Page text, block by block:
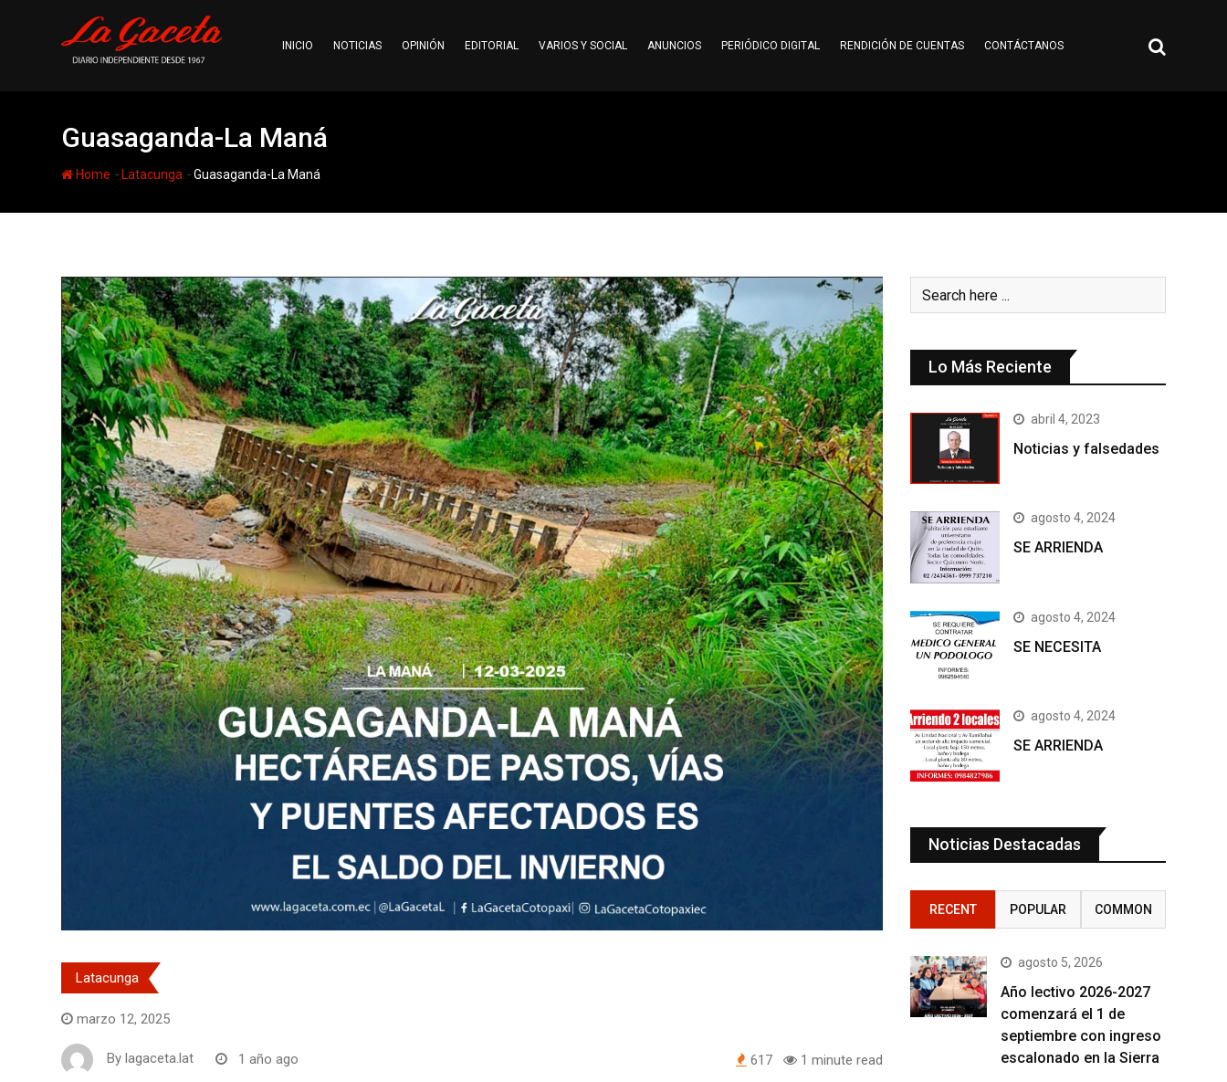
INICIO NOTICIAS OPINIÓN EDITORIAL VARIOS Y SOCIAL ANUNCIOS PERIÓDICO DIGITAL RENDICIÓN DE CUENTAS CONTÁCTANOS
Guasaganda-La Maná
Home - Latacunga -Guasaganda-La Maná
Latacunga
marzo 12, 2025
By lagaceta.lat 1 año ago 617 1 minute read
Lo Más Reciente
abril 4, 2023
Noticias y falsedades
agosto 4, 2024
SE ARRIENDA
agosto 4, 2024
SE NECESITA
agosto 4, 2024
SE ARRIENDA
Noticias Destacadas
RECENT POPULAR COMMON
agosto 5, 2026
Año lectivo 2026-2027
comenzará el 1 de
septiembre con ingreso
escalonado en la Sierra